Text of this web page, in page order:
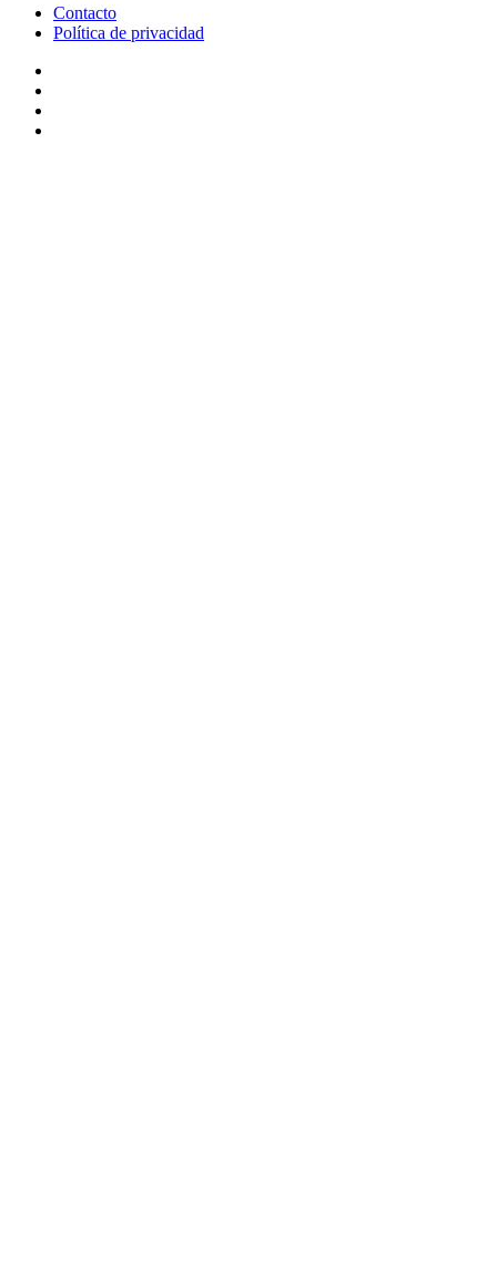
Contacto
Política de privacidad